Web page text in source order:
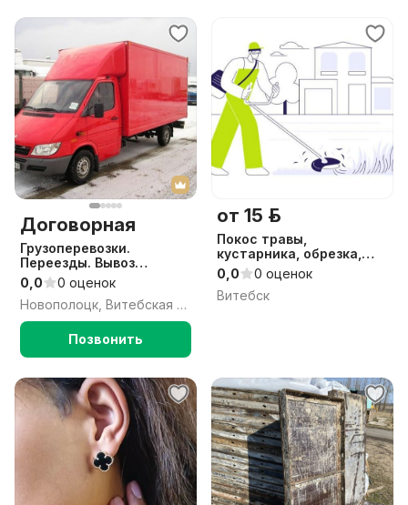
Договорная
Грузоперевозки.
Переезды. Вывоз
мусора.
0,0
0 оценок
Новополоцк, Витебская обл.
Позвонить
от 15 р.
Покос травы,
кустарника, обрезка,
спил деревьев.
0,0
0 оценок
Витебск